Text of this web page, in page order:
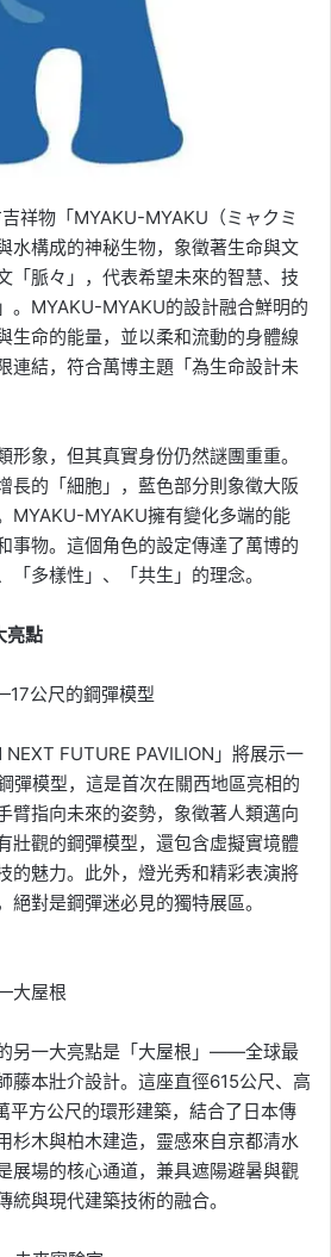
祥物「MYAKU-MYAKU（ミャクミ
水構成的神秘生物，象徵著生命與文
「脈々」，代表希望未來的智慧、技
。MYAKU-MYAKU的設計融合鮮明的
生命的能量，並以柔和流動的身體線
連結，符合萬博主題「為生命設計未
形象，但其真實身份仍然謎團重重。
長的「細胞」，藍色部分則象徵大阪
MYAKU-MYAKU擁有變化多端的能
事物。這個角色的設定傳達了萬博的
多樣性」、「共生」的理念。
亮點
公尺的鋼彈模型
FUTURE PAVILION」將展示一
彈模型，這是首次在關西地區亮相的
臂指向未來的姿勢，象徵著人類邁向
壯觀的鋼彈模型，還包含虛擬實境體
的魅力。此外，燈光秀和精彩表演將
絕對是鋼彈迷必見的獨特展區。
大屋根
另一大亮點是「大屋根」——全球最
藤本壯介設計。這座直徑615公尺、高
平方公尺的環形建築，結合了日本傳
杉木與柏木建造，靈感來自京都清水
展場的核心通道，兼具遮陽避暑與觀
與現代建築技術的融合。